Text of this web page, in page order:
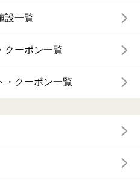
設一覧
クーポン一覧
・クーポン一覧